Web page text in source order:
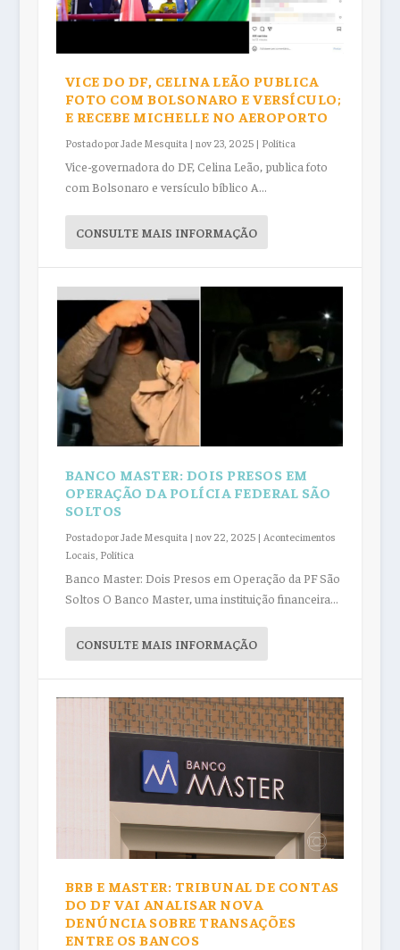
VICE DO DF, CELINA LEÃO PUBLICA
FOTO COM BOLSONARO E VERSÍCULO;
E RECEBE MICHELLE NO AEROPORTO
Postado porJade Mesquita| nov 23, 2025| Política
Vice-governadora do DF, Celina Leão, publica foto
com Bolsonaro e versículo bíblico A...
CONSULTE MAIS INFORMAÇÃO
BANCO MASTER: DOIS PRESOS EM
OPERAÇÃO DA POLÍCIA FEDERAL SÃO
SOLTOS
Postado porJade Mesquita | nov 22, 2025| Acontecimentos
Locais Política
Banco Master: Dois Presos em Operação da PF São
Soltos O Banco Master, uma instituição financeira...
CONSULTE MAIS INFORMAÇÃO
BRB E MASTER: TRIBUNAL DE CONTAS
DO DF VAI ANALISAR NOVA
DENÚNCIA SOBRE TRANSAÇÕES
ENTRE OS BANCOS